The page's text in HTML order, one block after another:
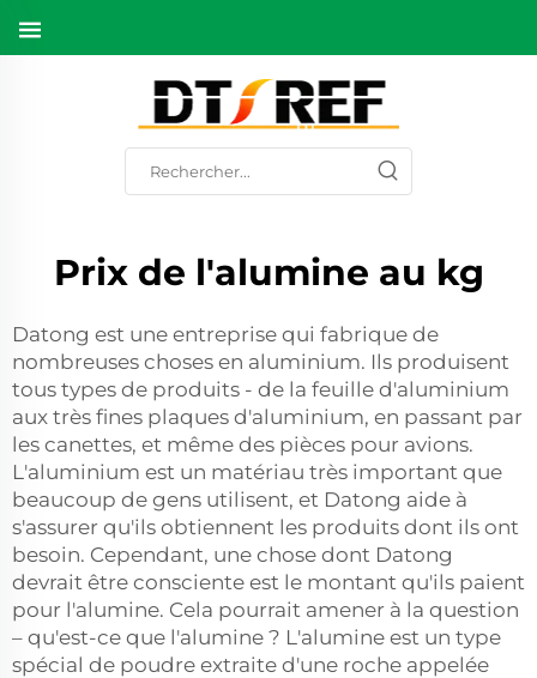
Prix de l'alumine au kg
Datong est une entreprise qui fabrique de
nombreuses choses en aluminium. Ils produisent
tous types de produits - de la feuille d'aluminium
aux très fines plaques d'aluminium, en passant par
les canettes, et même des pièces pour avions.
L'aluminium est un matériau très important que
beaucoup de gens utilisent, et Datong aide à
s'assurer qu'ils obtiennent les produits dont ils ont
besoin. Cependant, une chose dont Datong
devrait être consciente est le montant qu'ils paient
pour l'alumine. Cela pourrait amener à la question
– qu'est-ce que l'alumine ? L'alumine est un type
spécial de poudre extraite d'une roche appelée